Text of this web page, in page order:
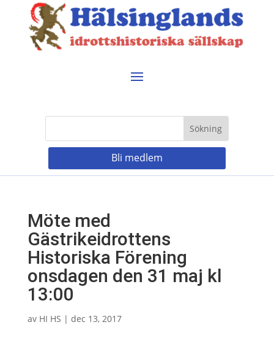
Bli medlem
Möte med
Gästrikeidrottens
Historiska Förening
onsdagen den 31 maj kl
13:00
av HI HS | dec 13, 2017